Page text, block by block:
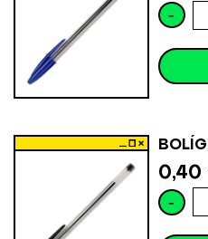
-
-